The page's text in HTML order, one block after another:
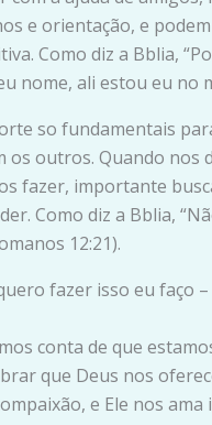
e orientação, e
Como diz a Bblia,
nome, ali estou eu no
so fundamentais
os outros. Quando nos
fazer, importante
Como diz a Bblia,
12:21).
fazer isso eu faço
conta de que
que Deus nos
e Ele nos